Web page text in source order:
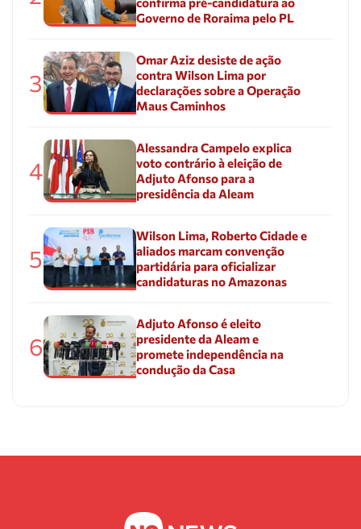
Governo de Roraima pelo PL
3
Omar Aziz desiste de ação
contra Wilson Lima por
declarações sobre a Operação
Maus Caminhos
4
Alessandra Campelo explica
voto contrário à eleição de
Adjuto Afonso para a
presidência da Aleam
5
Wilson Lima, Roberto Cidade e
aliados marcam convenção
partidária para oficializar
candidaturas no Amazonas
6
Adjuto Afonso é eleito
presidente da Aleam e
promete independência na
condução da Casa